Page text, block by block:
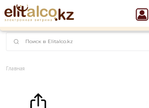
наименований!
instagram.com/rojo.kz
Рекомендуем
Джин Gordon`s London Dry Gin 37,5%
Главная